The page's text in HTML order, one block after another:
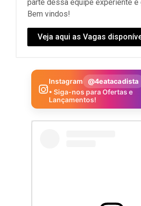
parte dessa equipe experiente e
Bem vindos!
Veja aqui as Vagas
Instagram
@4eatacadista
• Siga-nos para Ofertas e
Lançamentos!